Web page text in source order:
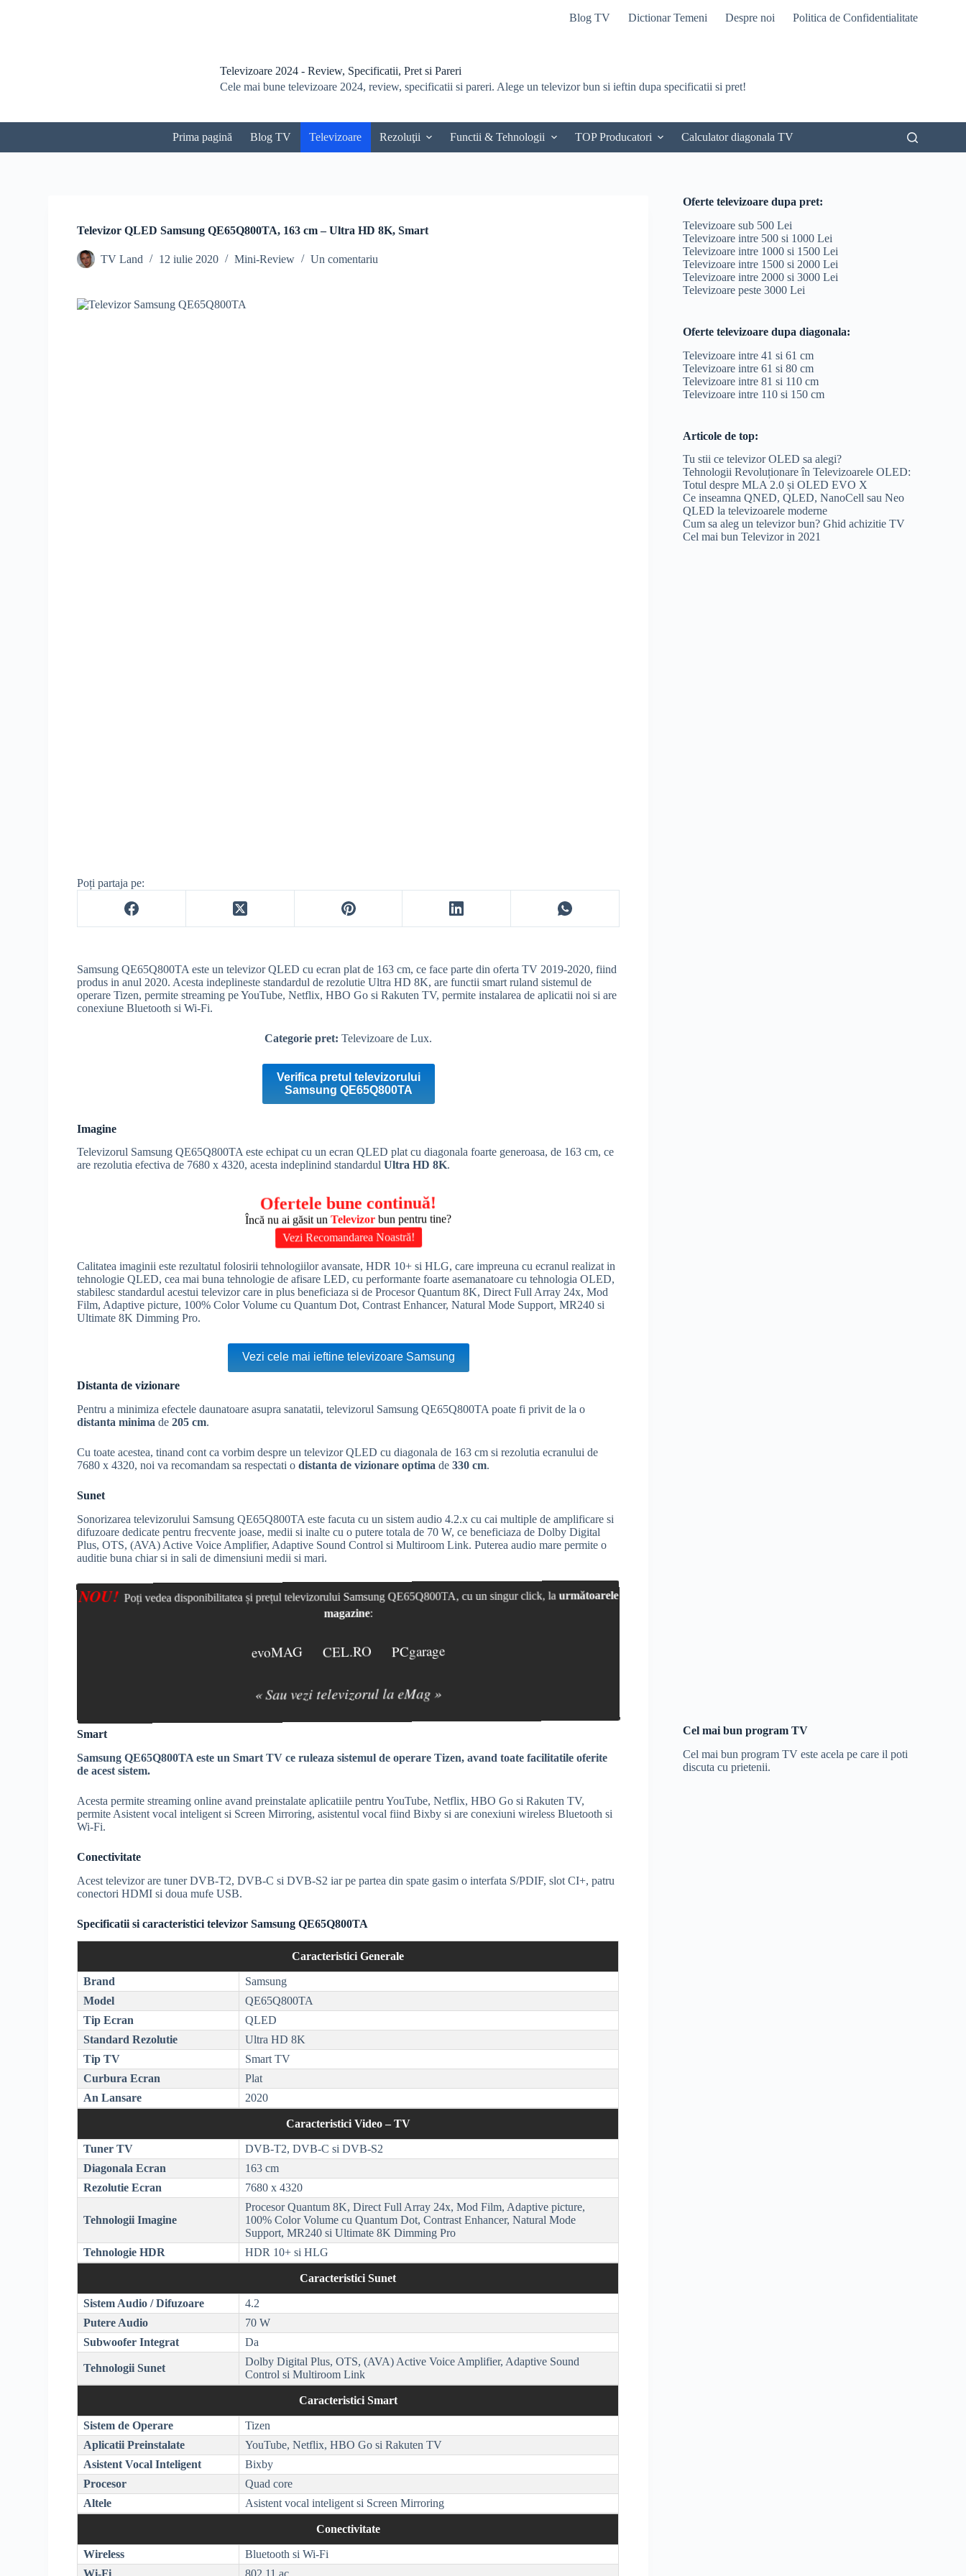
n
Blog TV Dictionar Temeni Despre noi Politica de Confidentialitate
Televizoare 2024 - Review, Specificatii, Pret si Pareri
Cele mai bune televizoare 2024, review, specificatii si pareri. Alege un televizor bun si ieftin dupa specificatii si pret!
Prima pagină Blog TV Televizoare Rezoluţii Functii & Tehnologii TOP Producatori Calculator diagonala TV
Televizor QLED Samsung QE65Q800TA, 163 cm – Ultra HD 8K, Smart
TV Land 12 iulie 2020 Mini-Review Un comentariu
Poți partaja pe:
Samsung QE65Q800TA este un televizorQLED cu ecran plat de 163 cm, ce face parte din oferta TV 2019-2020, fiind
produs in anul 2020. Acesta indeplineste standardul derezolutie UltraHD 8K, are functii smart ruland sistemul de
operareTizen, permite streaming pe YouTube, Netflix, HBO Go si Rakuten TV, permite instalarea de aplicatii noi si are
conexiuneBluetooth siWi-Fi.
Categorie pret:Televizoare de Lux.
Verifica pretul televizorului
Samsung QE65Q800TA
Imagine
Televizorul Samsung QE65Q800TA este echipat cu un ecranQLED plat cu diagonala foarte generoasa, de 163 cm, ce
are rezolutia efectiva de 7680 x 4320, acesta indeplinind standardulUltraHD 8K.
Ofertele bune continuă!
Încă nu ai găsit unTelevizorbun pentru tine?
Vezi Recomandarea Noastră!
Calitatea imaginii este rezultatul folosirii tehnologiilor avansate,HDR 10+ siHLG, care impreuna cu ecranul realizat in
tehnologieQLED, cea mai buna tehnologie de afisare LED, cu performante foarte asemanatoare cu tehnologiaOLED,
stabilesc standardul acestui televizor care in plus beneficiaza si de Procesor Quantum 8K, Direct Full Array 24x, Mod
Film, Adaptive picture, 100% Color Volume cu Quantum Dot, Contrast Enhancer,Natural Mode Support, MR240 si
Ultimate 8K Dimming Pro.
Vezi cele mai ieftine televizoare Samsung
Distanta de vizionare
Pentru a minimiza efectele daunatoare asupra sanatatii, televizorul Samsung QE65Q800TA poate fi privit de la o
distanta minima de205 cm.
Cu toate acestea, tinand cont ca vorbim despre un televizorQLED cu diagonala de 163 cm si rezolutia ecranului de
7680 x 4320, noi va recomandam sa respectati odistanta de vizionare optima de330 cm.
Sunet
Sonorizarea televizorului Samsung QE65Q800TA este facuta cu un sistem audio 4.2.x cu cai multiple de amplificare si
difuzoare dedicate pentru frecvente joase, medii si inalte cu o putere totala de 70 W, ce beneficiaza deDolby Digital
Plus,OTS, (AVA) Active Voice Amplifier, Adaptive Sound Control siMultiroom Link. Puterea audio mare permite o
auditie buna chiar si in sali de dimensiuni medii si mari.
NOU! Poți vedea disponibilitatea și prețul televizorului Samsung QE65Q800TA, cu un singur click, laurmătoarele
magazine:
evoMAG CEL.RO PCgarage
« Sau vezi televizorul la eMag »
Smart
Samsung QE65Q800TA este unSmart TV ce ruleaza sistemul de operareTizen, avand toate facilitatile oferite
de acest sistem.
Acesta permite streaming online avand preinstalate aplicatiile pentru YouTube, Netflix, HBO Go si Rakuten TV,
permite Asistent vocal inteligent si Screen Mirroring, asistentul vocal fiind Bixby si are conexiuniwireless Bluetooth si
Wi-Fi.
Conectivitate
Acest televizor are tunerDVB-T2,DVB-C siDVB-S2 iar pe partea din spate gasim o interfata S/PDIF,slot CI+, patru
conectoriHDMI si doua mufe USB.
Specificatii si caracteristici televizor Samsung QE65Q800TA
Caracteristici Generale
Brand
Samsung
Model
QE65Q800TA
Tip Ecran
QLED
StandardRezolutie UltraHD 8K
Tip TV
Smart TV
Curbura Ecran
Plat
An Lansare
2020
Caracteristici Video – TV
Tuner TV DVB-T2,DVB-C siDVB-S2
Diagonala Ecran
163 cm
Rezolutie Ecran 7680 x 4320
Tehnologii Imagine
Procesor Quantum 8K, Direct Full Array 24x, Mod Film, Adaptive picture,
100% Color Volume cu Quantum Dot, Contrast Enhancer,Natural Mode
Support, MR240 si Ultimate 8K Dimming Pro
TehnologieHDR HDR 10+ siHLG
Caracteristici Sunet
Sistem Audio / Difuzoare
4.2
Putere Audio
70 W
Subwoofer Integrat
Da
Tehnologii Sunet
Dolby Digital Plus,OTS, (AVA) Active Voice Amplifier, Adaptive Sound
Control siMultiroom Link
Caracteristici Smart
Sistem de Operare
Tizen
Aplicatii Preinstalate
YouTube, Netflix, HBO Go si Rakuten TV
Asistent Vocal Inteligent
Bixby
Procesor
Quad core
Altele
Asistent vocal inteligent si Screen Mirroring
Conectivitate
Wireless Bluetooth siWi-Fi
Oferte televizoare dupa pret:
Televizoare sub 500 Lei
Televizoare intre 500 si 1000 Lei
Televizoare intre 1000 si 1500 Lei
Televizoare intre 1500 si 2000 Lei
Televizoare intre 2000 si 3000 Lei
Televizoare peste 3000 Lei
Oferte televizoare dupa diagonala:
Televizoare intre 41 si 61 cm
Televizoare intre 61 si 80 cm
Televizoare intre 81 si 110 cm
Televizoare intre 110 si 150 cm
Articole de top:
Tu stii ce televizor OLED sa alegi?
Tehnologii Revoluționare în Televizoarele OLED:
Totul despre MLA 2.0 și OLED EVO X
Ce inseamna QNED, QLED, NanoCell sau Neo
QLED la televizoarele moderne
Cum sa aleg un televizor bun? Ghid achizitie TV
Cel mai bun Televizor in 2021
Cel mai bun program TV
Cel mai bun program TV este acela pe care il poti
discuta cu prietenii.